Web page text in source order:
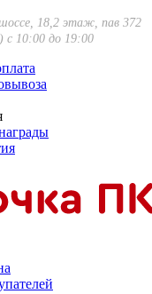
18,2 этаж, пав 372
с 10:00 до 19:00